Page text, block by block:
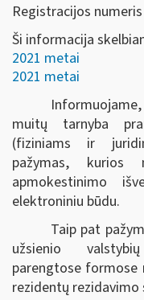
Registracijos
Ši informacija
2021 metai
2021 metai
muitų tarnyba
(fiziniams ir
pažymas, kurios
apmokestinimo
elektroniniu būdu.
Taip pat
užsienio
parengtose formose
rezidentų rezidavimo